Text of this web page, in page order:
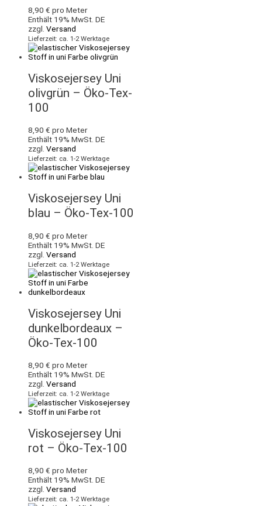
8,90 € pro Meter
Enthält 19% MwSt. DE
zzgl. Versand
Lieferzeit: ca. 1-2 Werktage
Viskosejersey Uni
olivgrün – Öko-Tex-
100
8,90 € pro Meter
Enthält 19% MwSt. DE
zzgl. Versand
Lieferzeit: ca. 1-2 Werktage
Viskosejersey Uni
blau – Öko-Tex-100
8,90 € pro Meter
Enthält 19% MwSt. DE
zzgl. Versand
Lieferzeit: ca. 1-2 Werktage
Viskosejersey Uni
dunkelbordeaux –
Öko-Tex-100
8,90 € pro Meter
Enthält 19% MwSt. DE
zzgl. Versand
Lieferzeit: ca. 1-2 Werktage
Viskosejersey Uni
rot – Öko-Tex-100
8,90 € pro Meter
Enthält 19% MwSt. DE
zzgl. Versand
Lieferzeit: ca. 1-2 Werktage